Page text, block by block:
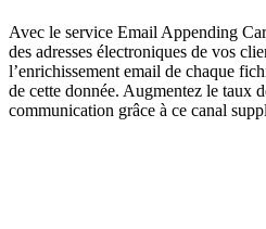
Avec le service Email Appending
des adresses électroniques de vos
l’enrichissement email de chaque
de cette donnée. Augmentez le taux
communication grâce à ce canal